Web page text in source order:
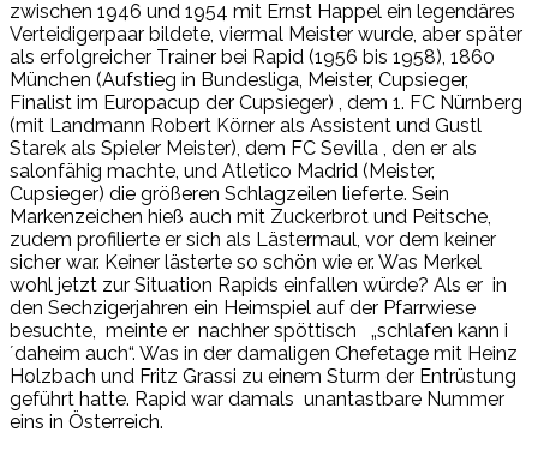
zwischen 1946 und 1954 mit Ernst Happel ein legendäres
Verteidigerpaar bildete, viermal Meister wurde, aber später
als erfolgreicher Trainer bei Rapid (1956 bis 1958), 1860
München (Aufstieg in Bundesliga, Meister, Cupsieger,
Finalist im Europacup der Cupsieger) , dem 1. FC Nürnberg
(mit Landmann Robert Körner als Assistent und Gustl
Starek als Spieler Meister), dem FC Sevilla , den er als
salonfähig machte, und Atletico Madrid (Meister,
Cupsieger) die größeren Schlagzeilen lieferte. Sein
Markenzeichen hieß auch mit Zuckerbrot und Peitsche,
zudem profilierte er sich als Lästermaul, vor dem keiner
sicher war. Keiner lästerte so schön wie er. Was Merkel
wohl jetzt zur Situation Rapids einfallen würde? Als er in
den Sechzigerjahren ein Heimspiel auf der Pfarrwiese
besuchte, meinte er nachher spöttisch „schlafen kann i
´daheim auch“. Was in der damaligen Chefetage mit Heinz
Holzbach und Fritz Grassi zu einem Sturm der Entrüstung
geführt hatte. Rapid war damals unantastbare Nummer
eins in Österreich.